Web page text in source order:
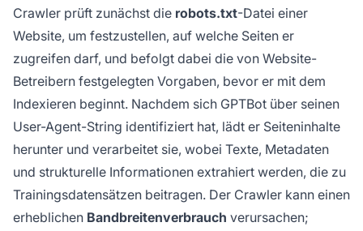
Crawler prüft zunächst die robots.txt-Datei einer
Website, um festzustellen, auf welche Seiten er
zugreifen darf, und befolgt dabei die von Website-
Betreibern festgelegten Vorgaben, bevor er mit dem
Indexieren beginnt. Nachdem sich GPTBot über seinen
User-Agent-String identifiziert hat, lädt er Seiteninhalte
herunter und verarbeitet sie, wobei Texte, Metadaten
und strukturelle Informationen extrahiert werden, die zu
Trainingsdatensätzen beitragen. Der Crawler kann einen
erheblichen Bandbreitenverbrauch verursachen;